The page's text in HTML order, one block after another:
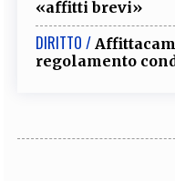
«affitti brevi»
DIRITTO /
regolamento